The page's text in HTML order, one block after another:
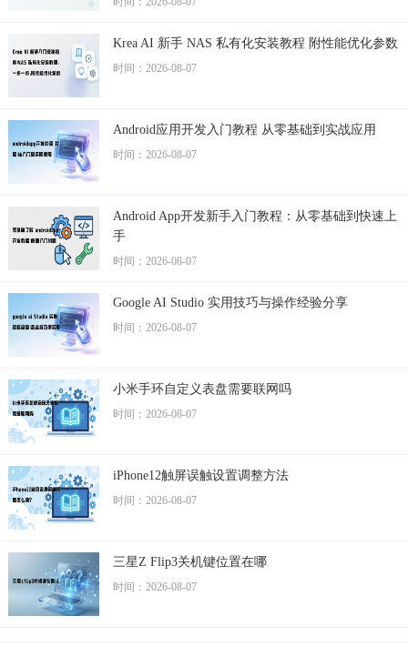
Krea AI 新手 NAS 私有化安装教程 附性能优化参数
时间：2026-08-07
Android应用开发入门教程 从零基础到实战应用
时间：2026-08-07
Android App开发新手入门教程：从零基础到快速上
手
时间：2026-08-07
Google AI Studio 实用技巧与操作经验分享
时间：2026-08-07
小米手环自定义表盘需要联网吗
时间：2026-08-07
iPhone12触屏误触设置调整方法
时间：2026-08-07
三星Z Flip3关机键位置在哪
时间：2026-08-07